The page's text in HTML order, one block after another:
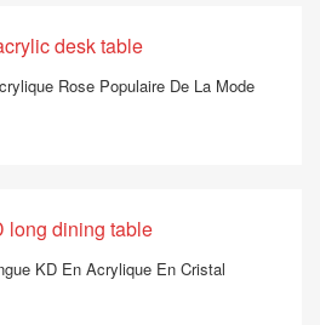
Rose Populaire De La Mode
KD En Acrylique En Cristal